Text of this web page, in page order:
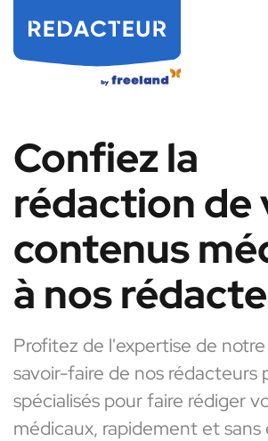
Confiez la
rédaction de
contenus
à nos
Profitez de l'expertise de
savoir-faire de nos rédacteurs
spécialisés pour faire rédiger
médicaux, rapidement et